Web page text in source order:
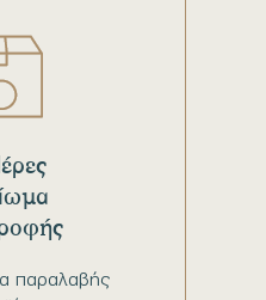
παραλαβής